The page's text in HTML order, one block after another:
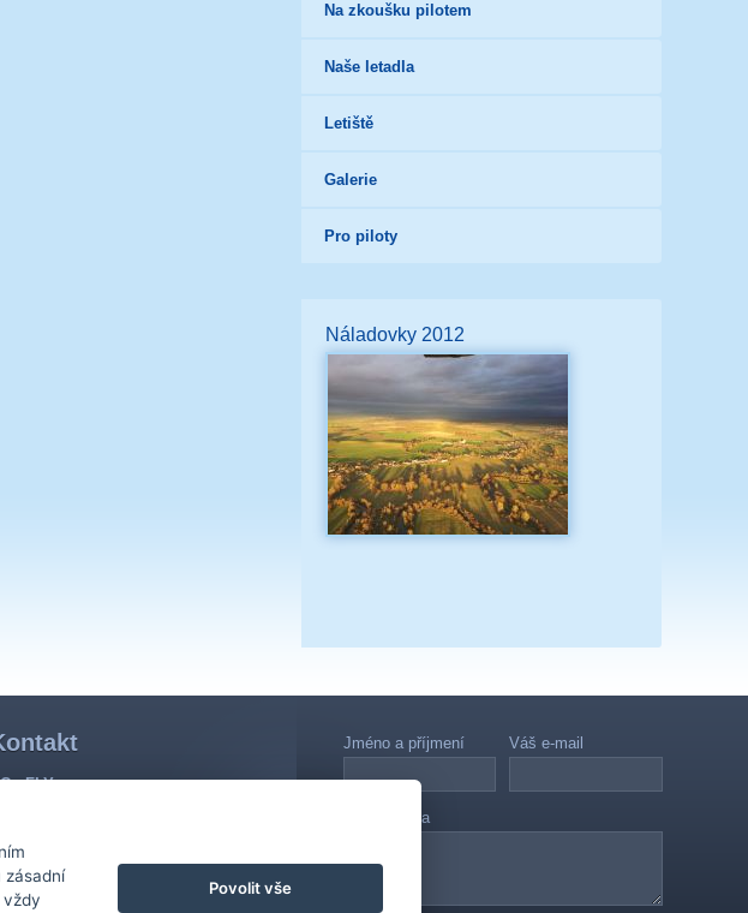
Na zkoušku pilotem
Naše letadla
Letiště
Galerie
Pro piloty
Náladovky 2012
- FLY s.r.o.
(+420) 608 311 811
(+420) 608 911 211
Jméno a příjmení Váš e-mail
Vaše zpráva
zásadní
Povolit vše